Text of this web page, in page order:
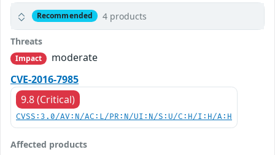
Recommended 4 products
Threats
Impact
moderate
CVE-2016-7985
9.8 (Critical)
CVSS:3.0/AV:N/AC:L/PR:N/UI:N/S:U/C:H/I:H/A:H
Affected products